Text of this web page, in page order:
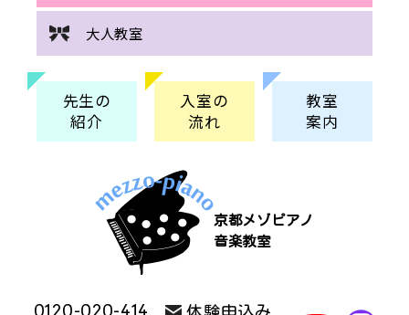
大人教室
先生の
紹介
入室の
流れ
教室
案内
京都メゾピアノ
音楽教室
0120-020-414 体験申込み